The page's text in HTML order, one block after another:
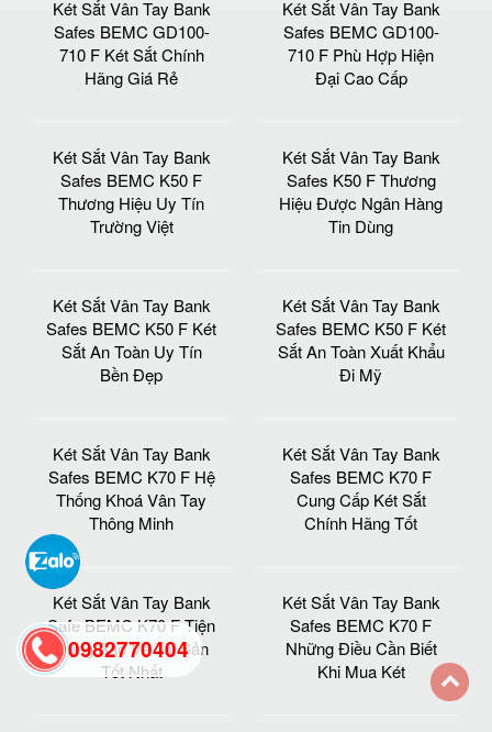
Thống Khoá Vân Tay
Thông Minh
Cung Cấp Két Sắt
Chính Hãng Tốt
Safe BEMC K70 F Tiện
Dụng Bảo Vệ Tài Sản
Tốt Nhất
Safes BEMC K70 F
Những Điều Cần Biết
Khi Mua Két
Safes BEMC K90 F Hệ
Thống Phân Phối Chính
Hãng TQ
Safe BEMC K90 F Nhà
Sản Xuất Két Sắt Hàng
Đầu VN
Safes BEMC K90 F Có
Két Không Còn Nỗi Lo
Mất Tiền
Safes BEMC K90 F
Thiết Kế Hiện Đại Bậc
Nhất VN
Két Sắt Vân Tay Bank
Safes BEMC K130 F
Sử Dụng vân tay Và
Khóa Chìa
Safes BEMC K130 F Sỉ
Lẻ Loại Két Sắt Chính
Hãng
0982770404